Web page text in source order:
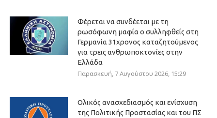
Φέρεται να συνδέεται με τη
ρωσόφωνη μαφία ο συλληφθείς στη
Γερμανία 31χρονος καταζητούμενος
για τρεις ανθρωποκτονίες στην
Ελλάδα
Παρασκευή, 7 Αυγούστου 2026, 15:29
Ολικός ανασχεδιασμός και ενίσχυση
της Πολιτικής Προστασίας και του ΠΣ